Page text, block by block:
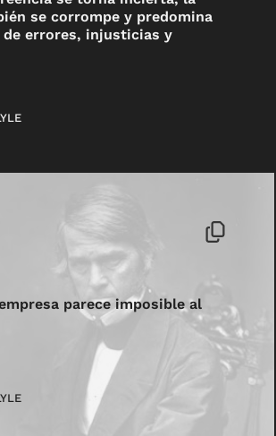
se corrompe y predomina
errores, injusticias y
parece imposible al